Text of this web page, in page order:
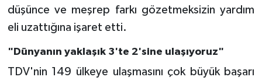
düşünce ve meşrep farkı gözetmeksizin yardım
eli uzattığına işaret etti.
"Dünyanın yaklaşık 3'te 2'sine ulaşıyoruz"
TDV'nin 149 ülkeye ulaşmasını çok büyük başarı
Denizli Müftülüğü
Diyanet TV